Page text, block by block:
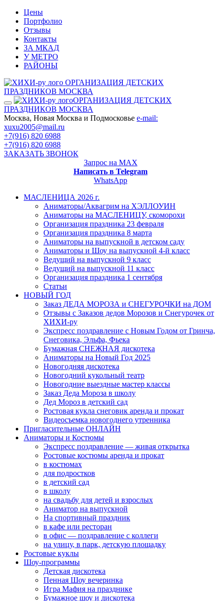
Цены
Портфолио
Отзывы
Контакты
ЗА МКАД
У МЕТРО
РАЙОНЫ
ОРГАНИЗАЦИЯ ДЕТСКИХ
ПРАЗДНИКОВ МОСКВА
ОРГАНИЗАЦИЯ ДЕТСКИХ
ПРАЗДНИКОВ МОСКВА
Москва, Новая Москва и Подмосковье e-mail:
xuxu2005@mail.ru
+7(916) 820 6988
+7(916) 820 6988
ЗАКАЗАТЬ ЗВОНОК
Запрос на MAX
Написать в Telegram
WhatsApp
МАСЛЕНИЦА 2026 г.
Аниматоры/Аквагрим на ХЭЛЛОУИН
Аниматоры на МАСЛЕНИЦУ, скоморохи
Организация праздника 23 февраля
Организация праздника 8 марта
Аниматоры на выпускной в детском саду
Аниматоры и Шоу на выпускной 4-й класс
Ведущий на выпускной 9 класс
Ведущий на выпускной 11 класс
Организация праздника 1 сентября
Статьи
НОВЫЙ ГОД
Заказ ДЕДА МОРОЗА и СНЕГУРОЧКИ на ДОМ
Отзывы с Заказов дедов Морозов и Снегурочек от
ХИХИ-ру
Экспресс поздравление с Новым Годом от Гринча,
Снеговика, Эльфа, Фьека
Бумажная СНЕЖНАЯ дискотека
Аниматоры на Новый Год 2025
Новогодняя дискотека
Новогодний кукольный театр
Новогодние выездные мастер классы
Заказ Деда Мороза в школу
Дед Мороз в детский сад
Ростовая кукла снеговик аренда и прокат
Видеосъемка новогоднего утренника
Пригласительные ОНЛАЙН
Аниматоры и Костюмы
Экспресс поздравление — живая открытка
Ростовые костюмы аренда и прокат
в костюмах
для подростков
в детский сад
в школу
на свадьбу для детей и взрослых
Аниматор на выпускной
На спортивный праздник
в кафе или ресторан
в офис — поздравление с коллеги
на улицу, в парк, детскую площадку
Ростовые куклы
Шоу-программы
Детская дискотека
Пенная Шоу вечеринка
Игра Мафия на празднике
Бумажное шоу и дискотека